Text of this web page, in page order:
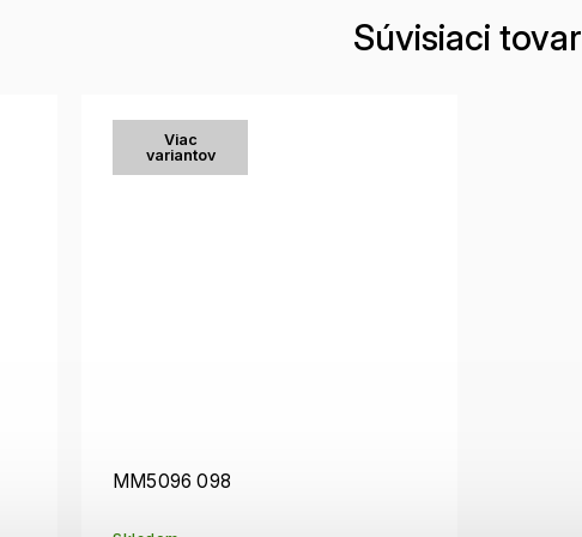
Súvisiaci tovar
Viac
variantov
MM5096 098